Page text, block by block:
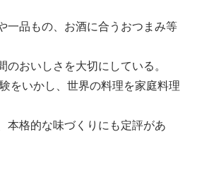
一品もの、お酒に合うおつまみ等
おいしさを大切にしている。
をいかし、世界の料理を家庭料理
本格的な味づくりにも定評があ